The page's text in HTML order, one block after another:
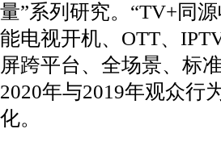
量”系列研究。“TV+同
能电视开机、OTT、
屏跨平台、全场景、标
2020年与2019年观众行
化。